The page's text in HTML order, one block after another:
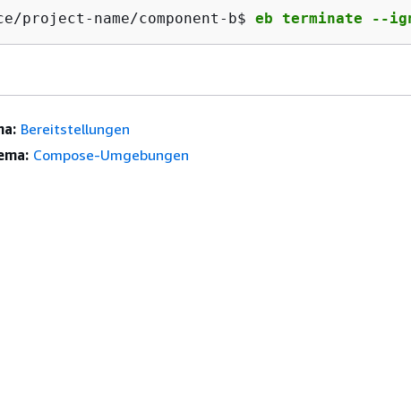
project-name/component-b$ eb terminate --
Bereitstellungen
Compose-Umgebungen